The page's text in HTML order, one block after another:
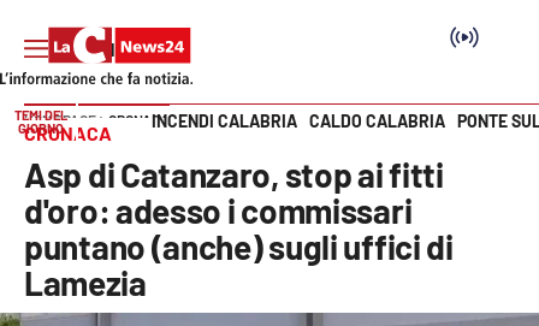
SEZIONI
Cronaca
Politica
Vai
TEMI DEL
GIORNO
INCENDI CALABRIA CALDO CALABRIA PONTE
HOME PAGE CRONACA
CRONACA
Asp di Catanzaro, stop ai fitti
d'oro: adesso i commissari
puntano (anche) sugli uffici di
Lamezia